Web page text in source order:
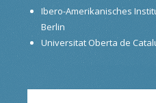
Ibero-Amerikanisches
Berlin
Universitat Oberta de